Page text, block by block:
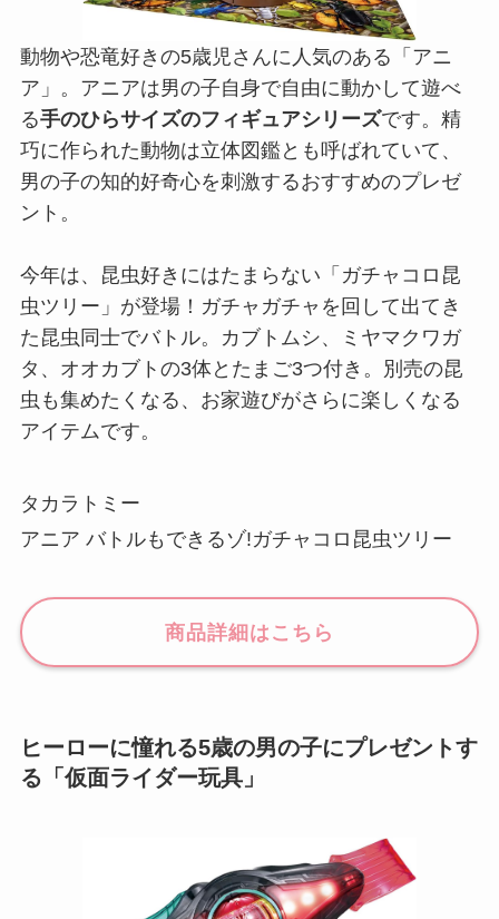
動物や恐竜好きの5歳児さんに人気のある「アニ
ア」。アニアは男の子自身で自由に動かして遊べ
る手のひらサイズのフィギュアシリーズです。精
巧に作られた動物は立体図鑑とも呼ばれていて、
男の子の知的好奇心を刺激するおすすめのプレゼ
ント。
今年は、昆虫好きにはたまらない「ガチャコロ昆
虫ツリー」が登場！ガチャガチャを回して出てき
た昆虫同士でバトル。カブトムシ、ミヤマクワガ
タ、オオカブトの3体とたまご3つ付き。別売の昆
虫も集めたくなる、お家遊びがさらに楽しくなる
アイテムです。
タカラトミー
アニア バトルもできるゾ!ガチャコロ昆虫ツリー
商品詳細はこちら
ヒーローに憧れる5歳の男の子にプレゼントす
る「仮面ライダー玩具」